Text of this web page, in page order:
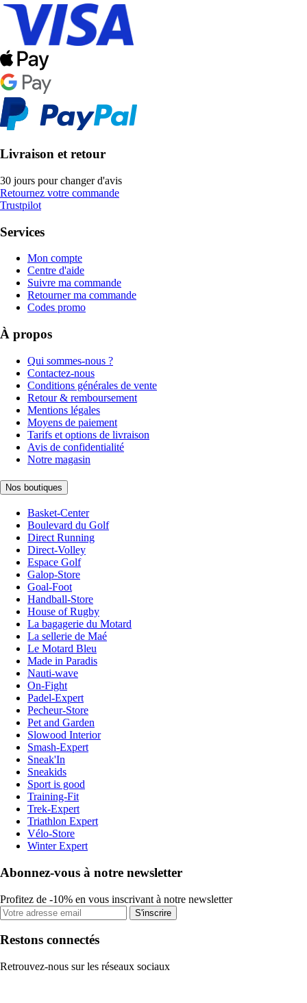
Livraison et retour
30 jours pour changer d'avis
Retournez votre commande
Trustpilot
Services
Mon compte
Centre d'aide
Suivre ma commande
Retourner ma commande
Codes promo
À propos
Qui sommes-nous ?
Contactez-nous
Conditions générales de vente
Retour & remboursement
Mentions légales
Moyens de paiement
Tarifs et options de livraison
Avis de confidentialité
Notre magasin
Nos boutiques
Basket-Center
Boulevard du Golf
Direct Running
Direct-Volley
Espace Golf
Galop-Store
Goal-Foot
Handball-Store
House of Rugby
La bagagerie du Motard
La sellerie de Maé
Le Motard Bleu
Made in Paradis
Nauti-wave
On-Fight
Padel-Expert
Pecheur-Store
Pet and Garden
Slowood Interior
Smash-Expert
Sneak'In
Sneakids
Sport is good
Training-Fit
Trek-Expert
Triathlon Expert
Vélo-Store
Winter Expert
Abonnez-vous à notre newsletter
Profitez de -10% en vous inscrivant à notre newsletter
S'inscrire
Restons connectés
Retrouvez-nous sur les réseaux sociaux